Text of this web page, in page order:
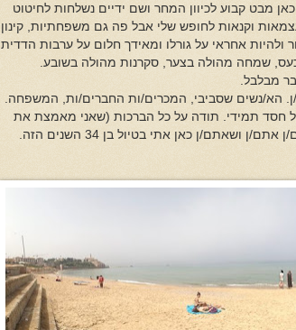
מבט קבוע לכיוון המחר ושם ידיים נשלחות לחיטוט
וקנאות לחופש שלי אבל פה גם משפחתיות, קינון
אחראי על גורלו ומאידך חלום על ערבות הדדית
שמחה מהולה בצער, סקרנות מהולה בשובע.
מבלבל.
הא/נשים שסביבי, המכרים/ות החברים/ות, המשפחה.
חסד תמידי. תודה על כל הברכות (שאני מאמצת את
ושאתם/ן כאן אתי בטיול בן 34 השנים הזה.